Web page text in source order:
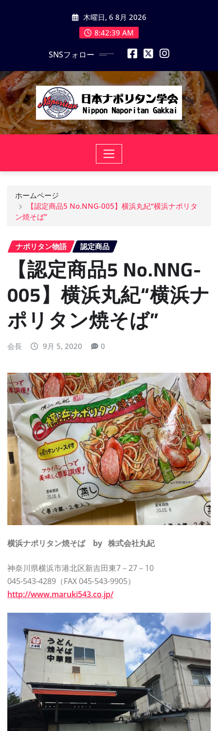
に
ス
キ
ッ
プ
木曜日, 6 8月 2026
8:42:40 AM
SNSフォロー
ホームページ
【認定商品5 No.NNG-005】横浜丸紀“横浜ナポリタ
ン焼そば”
ナポリタン物語 認定商品
【認定商品5 No.NNG-
005】横浜丸紀“横浜ナ
ポリタン焼そば”
会長 9月 5, 2020 0
横浜ナポリタン焼そば by 株式会社丸紀
神奈川県横浜市港北区新吉田東7－27－10
045-543-4289（FAX 045-543-9905）
http://www.maruki543.co.jp/